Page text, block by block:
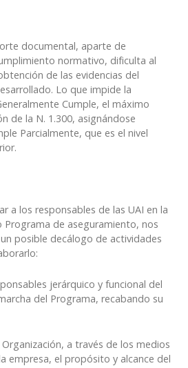
documental, aparte de
normativo, dificulta al
de las evidencias del
Lo que impide la
Cumple, el máximo
de la N. 1.300, asignándose
Parcialmente, que es el nivel
a los responsables de las UAI en la
Programa de aseguramiento, nos
posible decálogo de actividades
jerárquico y funcional del
del Programa, recabando su
a través de los medios
empresa, el propósito y alcance del